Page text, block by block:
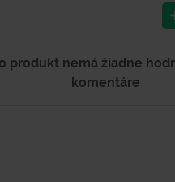
produkt nemá žiadne
komentáre